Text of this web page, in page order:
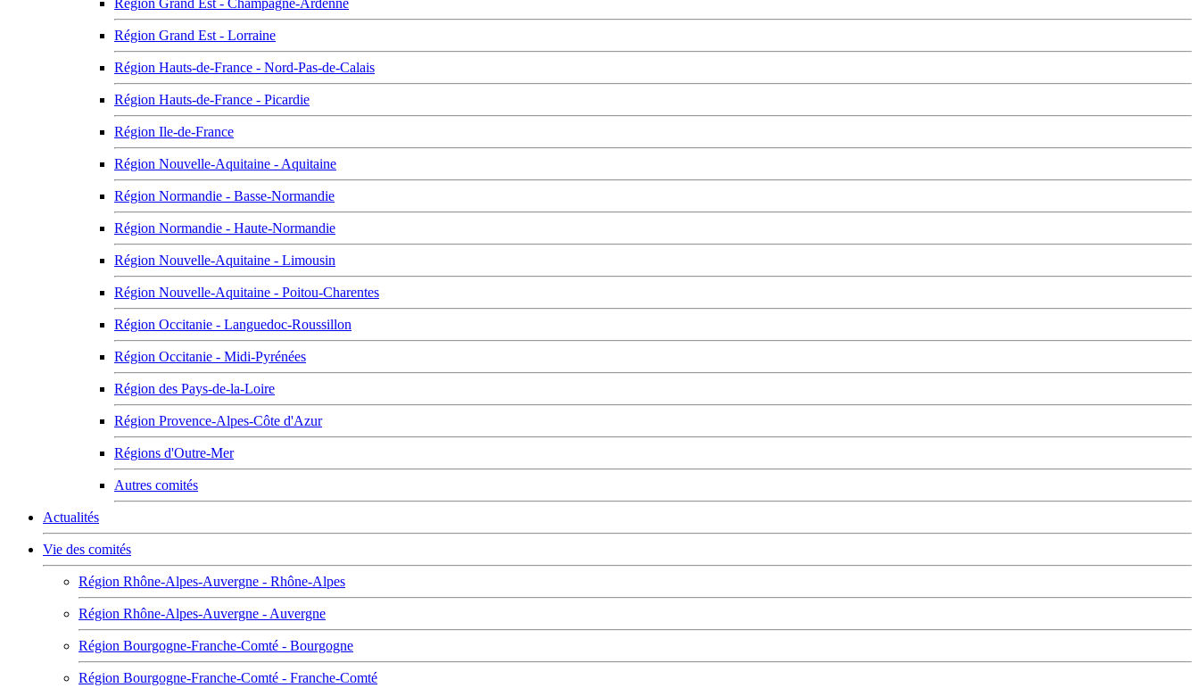
Région Grand Est - Champagne-Ardenne
Région Grand Est - Lorraine
Région Hauts-de-France - Nord-Pas-de-Calais
Région Hauts-de-France - Picardie
Région Ile-de-France
Région Nouvelle-Aquitaine - Aquitaine
Région Normandie - Basse-Normandie
Région Normandie - Haute-Normandie
Région Nouvelle-Aquitaine - Limousin
Région Nouvelle-Aquitaine - Poitou-Charentes
Région Occitanie - Languedoc-Roussillon
Région Occitanie - Midi-Pyrénées
Région des Pays-de-la-Loire
Région Provence-Alpes-Côte d'Azur
Régions d'Outre-Mer
Autres comités
Actualités
Vie des comités
Région Rhône-Alpes-Auvergne - Rhône-Alpes
Région Rhône-Alpes-Auvergne - Auvergne
Région Bourgogne-Franche-Comté - Bourgogne
Région Bourgogne-Franche-Comté - Franche-Comté